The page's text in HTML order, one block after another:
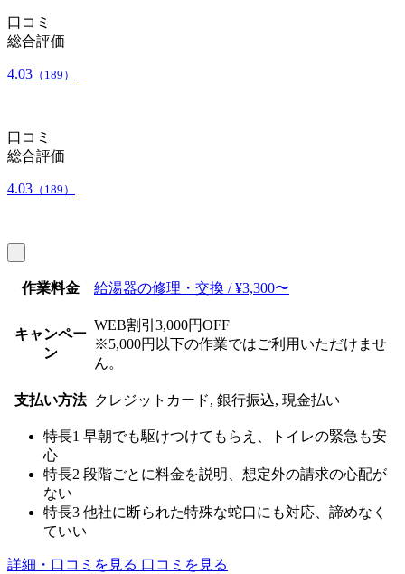
口コミ
総合評価
4.03 （189）
口コミ
総合評価
4.03 （189）
作業料金 給湯器の修理・交換 / ¥3,300〜
キャンペー
ン
WEB割引3,000円OFF
※5,000円以下の作業ではご利用いただけませ
ん。
支払い方法 クレジットカード, 銀行振込, 現金払い
特長1 早朝でも駆けつけてもらえ、トイレの緊急も安
心
特長2 段階ごとに料金を説明、想定外の請求の心配が
ない
特長3 他社に断られた特殊な蛇口にも対応、諦めなく
ていい
詳細・口コミを見る 口コミを見る